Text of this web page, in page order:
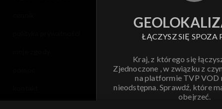
ŁĄCZYSZ SIĘ SPOZA
Kraj, z którego się
Zjednoczone , w związku z
na platformie TVP VOD
nieodstępna. Sprawdź, które
obejrzeć.